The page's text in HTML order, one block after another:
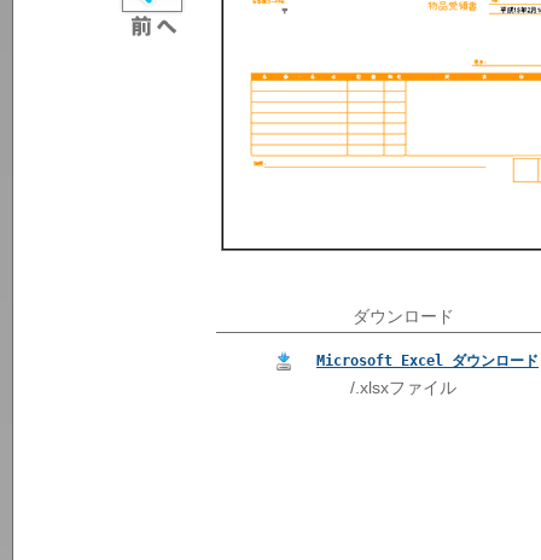
ダウンロード
Microsoft Excel ダウンロード
/.xlsxファイル